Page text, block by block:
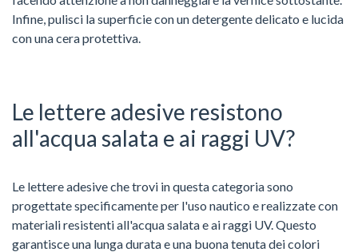
Infine, pulisci la superficie con un detergente delicato e lucida
con una cera protettiva.
Le lettere adesive resistono
all'acqua salata e ai raggi UV?
Le lettere adesive che trovi in questa categoria sono
progettate specificamente per l'uso nautico e realizzate con
materiali resistenti all'acqua salata e ai raggi UV. Questo
garantisce una lunga durata e una buona tenuta dei colori